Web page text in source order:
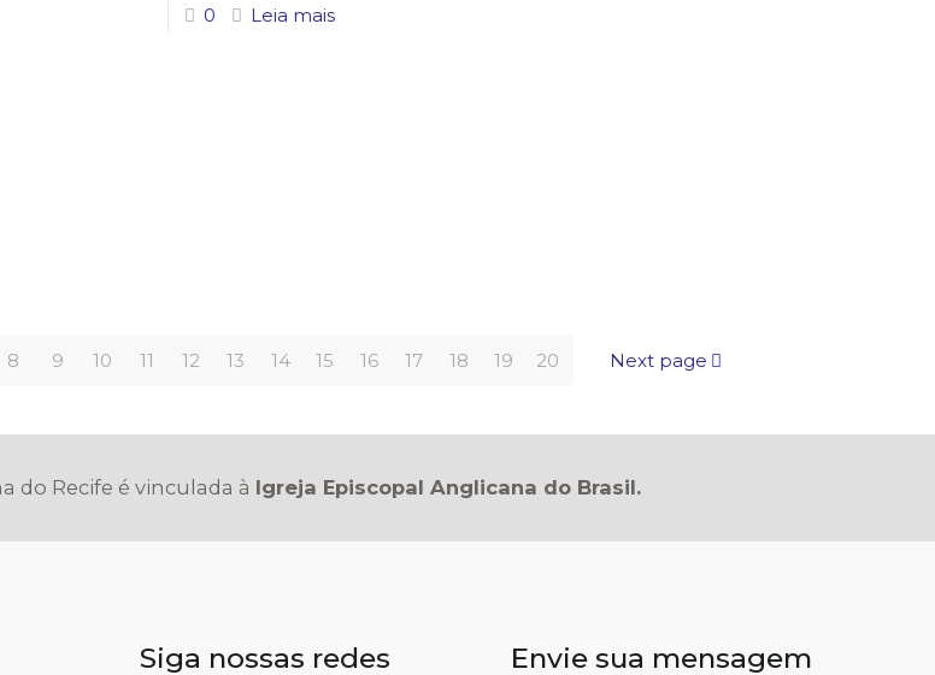
0 Leia mais
8 9 10 11 12 13 14 15 16 17 18 19 20 Next page
do Recife é vinculada à Igreja Episcopal Anglicana do Brasil.
Siga nossas redes Envie sua mensagem